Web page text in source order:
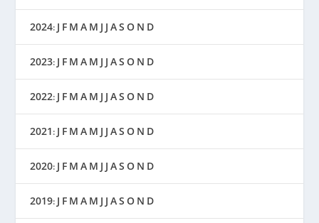
2024: J F M A M J J AS O N D
2023: J F M A M J J AS O N D
2022: J F M A M J J AS O N D
2021: J F M A M J J AS O N D
2020: J F M A M J J AS O N D
2019: J F M A M J J AS O N D